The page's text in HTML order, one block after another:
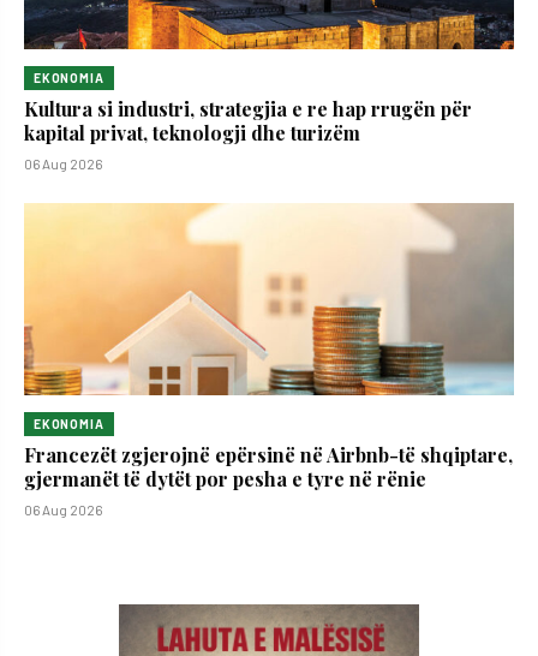
EKONOMIA
Kultura si industri, strategjia e re hap rrugën për
kapital privat, teknologji dhe turizëm
06 Aug 2026
EKONOMIA
Francezët zgjerojnë epërsinë në Airbnb-të shqiptare,
gjermanët të dytët por pesha e tyre në rënie
06 Aug 2026